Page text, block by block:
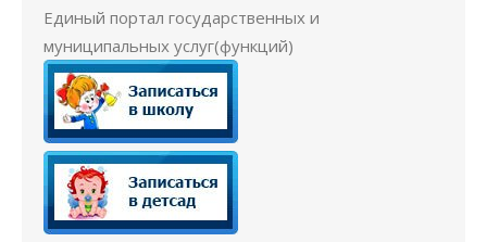
Единый портал государственных и
муниципальных услуг(функций)